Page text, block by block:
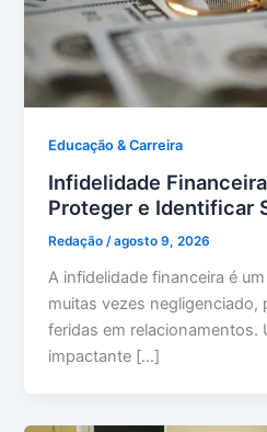
Educação & Carreira
Infidelidade
Proteger e Identificar
Redação/agosto 9, 2026
A infidelidade financeira é
muitas vezes negligenciado,
feridas em relacionamentos.
impactante […]